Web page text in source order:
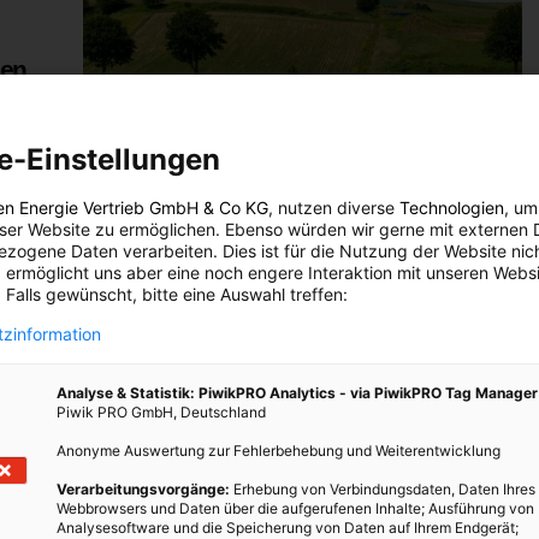
7. SEPTEMBER 2010 VON ENERGIELEBEN REDAKTION
Am 23. September ist es endlich wieder so weit: Der
Wien Energie Business Run, der sein 10-jähriges
Jubiläum feiert, bittet sportbegeisterte TeilnehmerInnen
Unterhaltung!…
BEITRAG ANSEHEN
TEILEN
Einstellungen
Energie Vertrieb GmbH & Co KG, nutzen diverse Technologien,
Website zu ermöglichen. Ebenso würden wir gerne mit externen
Daten verarbeiten. Dies ist für die Nutzung der Website
ermöglicht uns aber eine noch engere Interaktion mit unseren
Falls gewünscht, bitte eine Auswahl treffen:
Analyse & Statistik: PiwikPRO Analytics - via PiwikPRO Tag Manager
Piwik PRO GmbH, Deutschland
Anonyme Auswertung zur Fehlerbehebung und Weiterentwicklung
Verarbeitungsvorgänge: Erhebung von Verbindungsdaten, Daten Ihres
Webbrowsers und Daten über die aufgerufenen Inhalte; Ausführung von
Analysesoftware und die Speicherung von Daten auf Ihrem Endgerät;